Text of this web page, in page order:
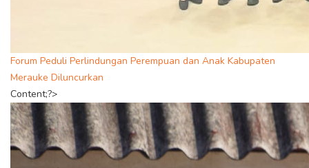
Forum Peduli Perlindungan Perempuan dan Anak Kabupaten
Merauke Diluncurkan
Content;?>